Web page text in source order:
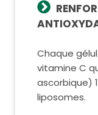
Chaque
vitamine C
ascorbique)
liposomes.